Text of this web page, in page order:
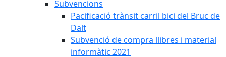
Subvencions
Pacificació trànsit carril bici del Bruc de
Dalt
Subvenció de compra llibres i material
informàtic 2021